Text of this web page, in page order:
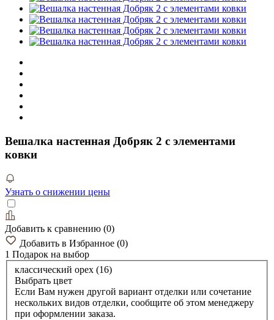
Вешалка настенная Добряк 2 с элементами
ковки
Узнать о снижении цены
Добавить к сравнению (0)
Добавить в Избранное (0)
1 Подарок на выбор
классический орех (16)
Выбрать цвет
Если Вам нужен другой вариант отделки или сочетание
нескольких видов отделки, сообщите об этом менеджеру
при оформлении заказа.